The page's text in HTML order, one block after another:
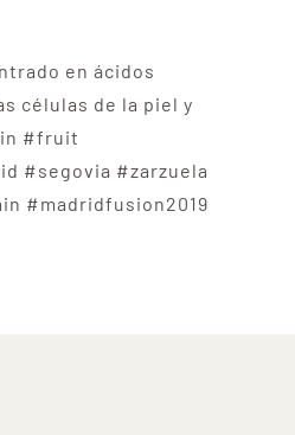
en ácidos
células de la piel y
#fruit
#segovia #zarzuela
#madridfusion2019